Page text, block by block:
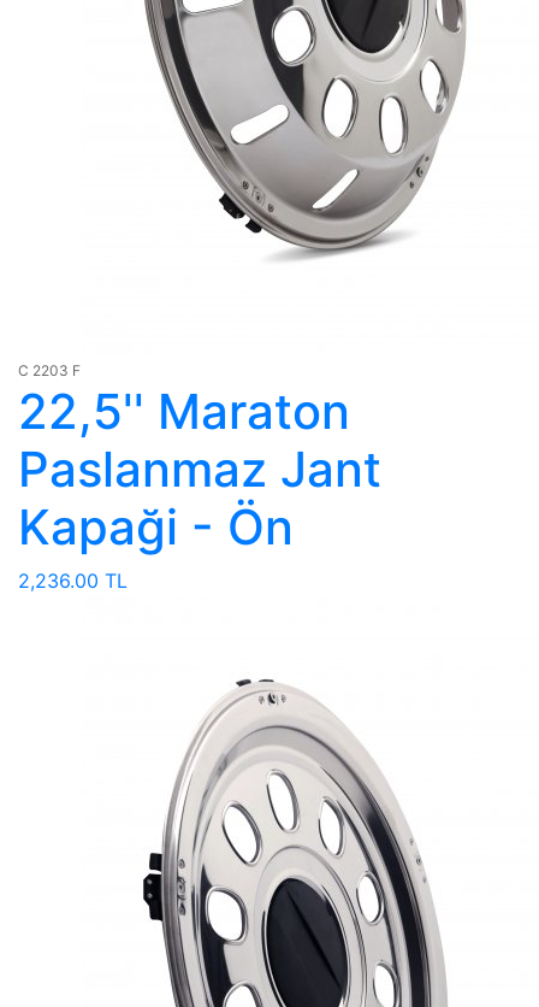
C 2203 F
22,5'' Maraton
Paslanmaz Jant
Kapaği - Ön
2,236.00 TL